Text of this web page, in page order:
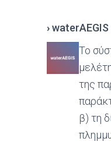
›waterAEGIS
Το
της
β) τη